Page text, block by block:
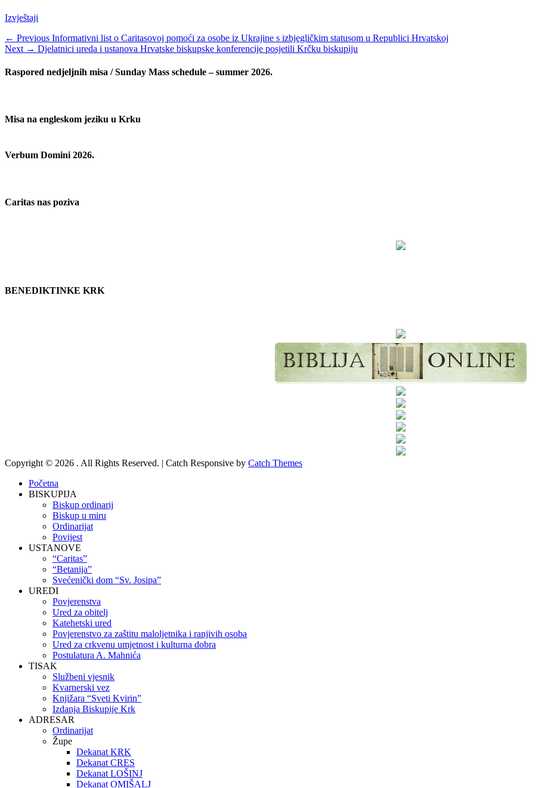
Categories
Izvještaji
Navigacija
objava
← Previous Previous
post:
Informativni list o Caritasovoj pomoći za osobe iz Ukrajine s izbjegličkim statusom u Republici Hrvatskoj
Next → Next
Djelatnici ureda i ustanova Hrvatske biskupske konferencije posjetili Krčku biskupiju
Raspored nedjeljnih misa / Sunday Mass schedule – summer 2026.
Misa na engleskom jeziku u Krku
Verbum Domini 2026.
Caritas nas poziva
BENEDIKTINKE KRK
Copyright © 2026 . All Rights Reserved. | Catch Responsive by Catch Themes
Početna
BISKUPIJA
Biskup ordinarij
Biskup u miru
Ordinarijat
Povijest
USTANOVE
“Caritas”
“Betanija”
Svećenički dom “Sv. Josipa”
UREDI
Povjerenstva
Ured za obitelj
Katehetski ured
Povjerenstvo za zaštitu maloljetnika i ranjivih osoba
Ured za crkvenu umjetnost i kulturna dobra
Postulatura A. Mahnića
TISAK
Službeni vjesnik
Kvarnerski vez
Knjižara “Sveti Kvirin”
Izdanja Biskupije Krk
ADRESAR
Ordinarijat
Župe
Dekanat KRK
Dekanat CRES
Dekanat LOŠINJ
Dekanat OMIŠALJ